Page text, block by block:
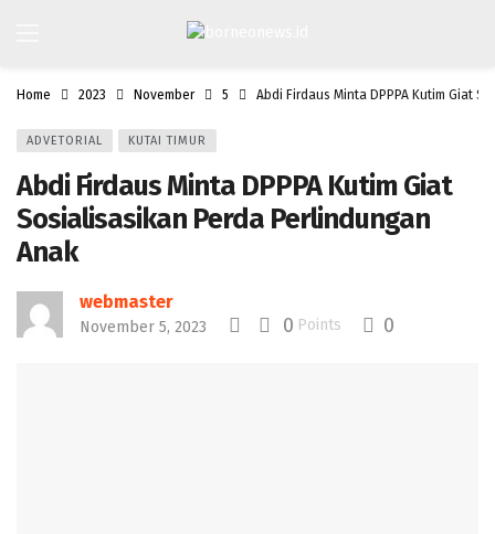
Home 2023 November 5 Abdi Firdaus Minta DPPPA Kutim Giat
ADVETORIAL KUTAI TIMUR
Abdi Firdaus Minta DPPPA Kutim Giat
Sosialisasikan Perda Perlindungan
Anak
webmaster
November 5, 2023 0 Points 0